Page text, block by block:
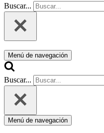
Buscar...
Menú de navegación
Buscar...
Menú de navegación